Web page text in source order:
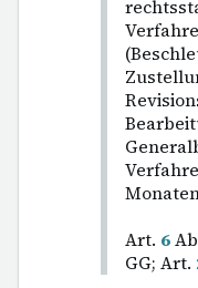
Art. 6
GG; Art.